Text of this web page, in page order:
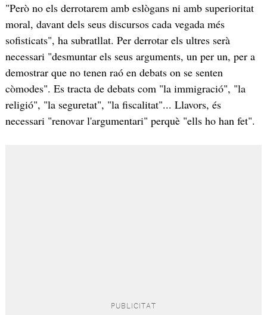
"Però no els derrotarem amb eslògans ni amb superioritat
moral, davant dels seus discursos cada vegada més
sofisticats", ha subratllat. Per derrotar els ultres serà
necessari "desmuntar els seus arguments, un per un, per a
demostrar que no tenen raó en debats on se senten
còmodes". Es tracta de debats com "la immigració", "la
religió", "la seguretat", "la fiscalitat"... Llavors, és
necessari "renovar l'argumentari" perquè "ells ho han fet".